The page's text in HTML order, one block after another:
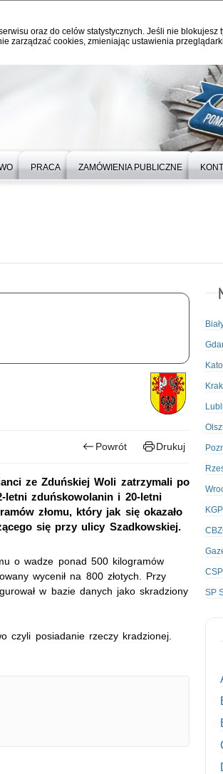
oraz do celów statystycznych. Jeśli nie blokujesz
zarządzać cookies, zmieniając ustawienia
PRACA ZAMÓWIENIA PUBLICZNE
Powrót Drukuj
ze Zduńskiej Woli zatrzymali po
letni zduńskowolanin i 20-letni
złomu, który jak się okazało
się przy ulicy Szadkowskiej.
o wadze ponad 500 kilogramów
wycenił na 800 złotych. Przy
w bazie danych jako skradziony
czyli posiadanie rzeczy kradzionej.
KGP
SP